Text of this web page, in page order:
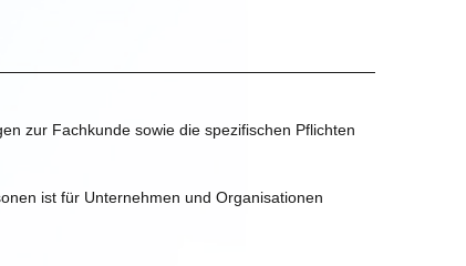
zur Fachkunde sowie die spezifischen Pflichten
ist für Unternehmen und Organisationen